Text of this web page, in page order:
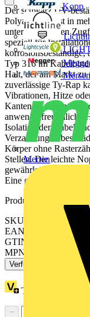
Kopp
Mersen
Merten
Der schwarz UV-
Polyamid 6.6 ist in
unterschiedlichen
speziell für
korrosionsbeständige,
Typ 316 im
Halt, der am Markt zu
zuverlässige Ty-Rap
Vibrationen, Hitze
Kanten und Konturen
anwenderfreundliche
Isolation der Kabel
Verzahnungen
Körper ohne
Stellen. Die leichte
gewährleistet einen
Eine große Auswahl
Produktkennzeichen
SKU:
EAN: 5414363061984
GTIN: 5414363061984
MPN: TY242MX
Verfügbar: 3 Händler
Treuepunkte:
−